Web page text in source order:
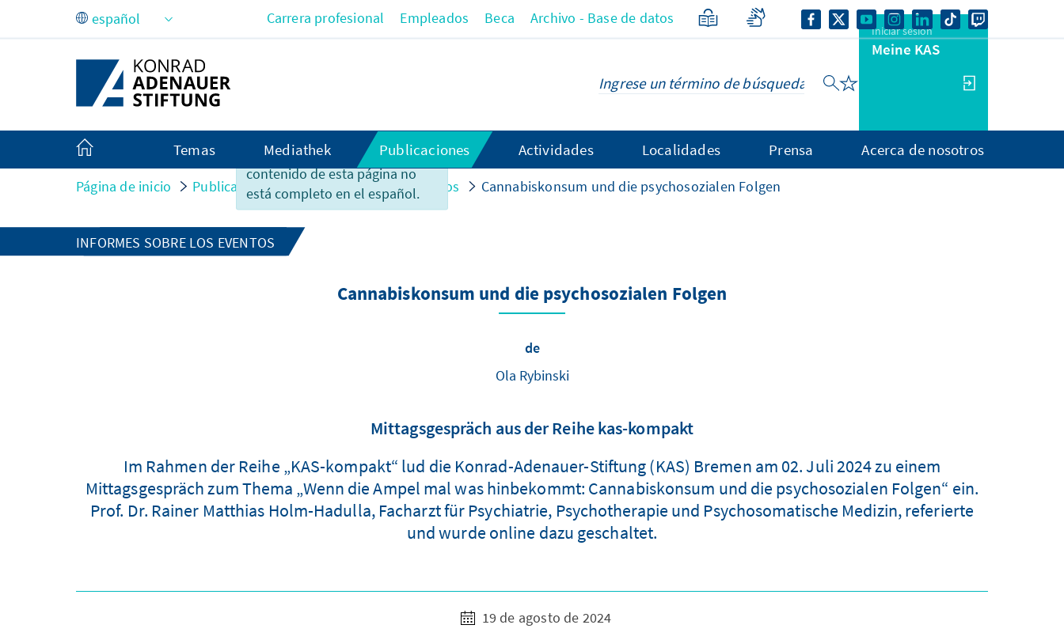
Saltar al contenido principal
Lamentablemente, el
contenido de esta página no
está completo en el español.
Carrera profesional Empleados Beca Archivo - Base de datos
Iniciar sesión
Meine KAS
Temas Mediathek Publicaciones Actividades Localidades Prensa Acerca de nosotros
Página de inicio Publicaciones Notas de acontecimientos Cannabiskonsum und die psychosozialen Folgen
INFORMES SOBRE LOS EVENTOS
Cannabiskonsum und die psychosozialen Folgen
de
Ola Rybinski
Mittagsgespräch aus der Reihe kas-kompakt
Im Rahmen der Reihe „KAS-kompakt“ lud die Konrad-Adenauer-Stiftung (KAS) Bremen am 02. Juli 2024 zu einem
Mittagsgespräch zum Thema „Wenn die Ampel mal was hinbekommt: Cannabiskonsum und die psychosozialen Folgen“ ein.
Prof. Dr. Rainer Matthias Holm-Hadulla, Facharzt für Psychiatrie, Psychotherapie und Psychosomatische Medizin, referierte
und wurde online dazu geschaltet.
19 de agosto de 2024